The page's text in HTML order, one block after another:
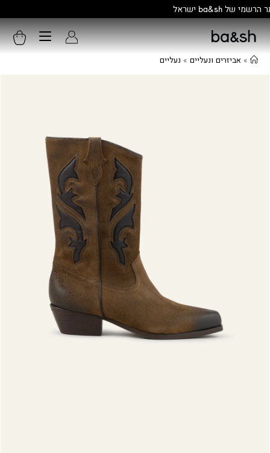
קולקציה חדשה:
» אביזרים ונעליים » נעליים